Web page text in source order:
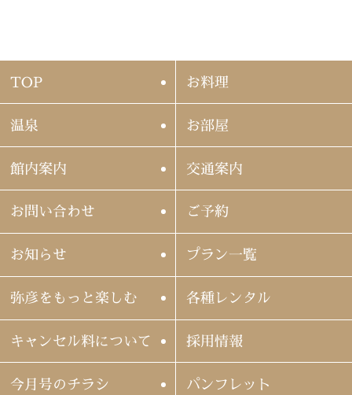
TOP お料理
温泉 お部屋
館内案内 交通案内
お問い合わせ ご予約
お知らせ プラン一覧
弥彦をもっと楽しむ 各種レンタル
キャンセル料について 採用情報
今月号のチラシ パンフレット